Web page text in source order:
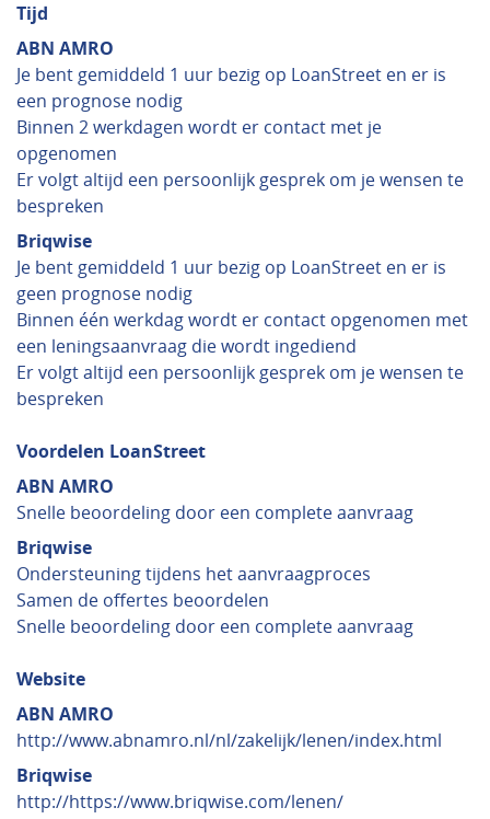
Tijd
ABN AMRO
Je bent gemiddeld 1 uur bezig op LoanStreet en er is
een prognose nodig
Binnen 2 werkdagen wordt er contact met je
opgenomen
Er volgt altijd een persoonlijk gesprek om je wensen te
bespreken
Briqwise
Je bent gemiddeld 1 uur bezig op LoanStreet en er is
geen prognose nodig
Binnen één werkdag wordt er contact opgenomen met
een leningsaanvraag die wordt ingediend
Er volgt altijd een persoonlijk gesprek om je wensen te
bespreken
Voordelen LoanStreet
ABN AMRO
Snelle beoordeling door een complete aanvraag
Briqwise
Ondersteuning tijdens het aanvraagproces
Samen de offertes beoordelen
Snelle beoordeling door een complete aanvraag
Website
ABN AMRO
http://www.abnamro.nl/nl/zakelijk/lenen/index.html
Briqwise
http://https://www.briqwise.com/lenen/